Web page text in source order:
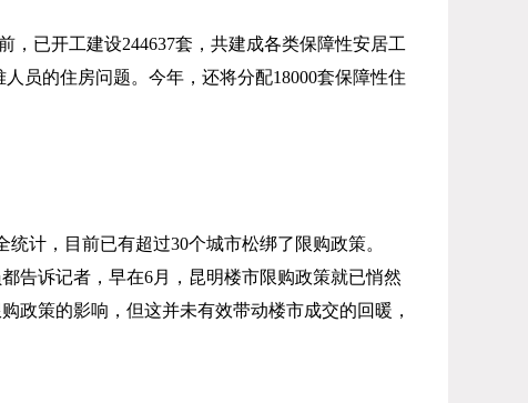
，已开工建设244637套，共建成各类保障性安居工
人员的住房问题。今年，还将分配18000套保障性住
统计，目前已有超过30个城市松绑了限购政策。
告诉记者，早在6月，昆明楼市限购政策就已悄然
政策的影响，但这并未有效带动楼市成交的回暖，